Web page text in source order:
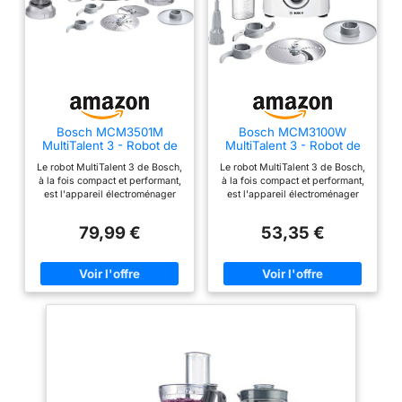
démarrage pour vous
inspirer et vous
permettre de commencer
préparations de repas
aux snacks et sauces, en
passant par les dîners
faciles et les friandises
sucrées.
obtiendrez des résultats
uniformes et fiables.
S'ATTAQUE SANS
EFFORT AUX
DIFFICILES : Les
réglages parfaits (haut,
bas ou impulsion)
permettent de hacher les
noix, de couper les
légumes en spirale,
sauces, de mixer les
encore. KIT COMPLET
POUR TOUTES LES
travail, d'une grande et
hacher/mélanger, d'une
Bosch MCM3501M
MultiTalent 3 - Robot de
Blender
Le robot MultiTalent 3 de Bosch,
à la fois compact et performant,
est l'appareil électroménager
recettes, même les plus
polyvalent : le robot est doté de
plus de 50 fonctions dont
fouetter, mélanger, battre, mixer,
MultiLevel6 doté de 3 doubles
lames La grande capacité du
79,99 €
Bosch MCM3100W
MultiTalent 3 - Robot de
Le robot MultiTalent 3 de Bosch,
à la fois compact et performant,
est l'appareil électroménager
recettes, même les plus
extrêmement compact le rend
adapté même aux cuisines les
plus petites / Installation facile
puissance de 800 W La grande
capacité du bol de 2,3 L permet
53,35 €